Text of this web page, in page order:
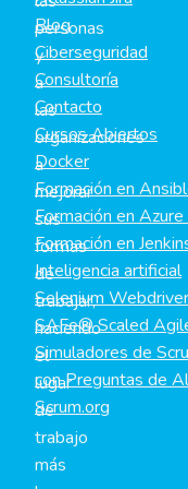
personas
y
a
las
organizaciones
a
mejorar
sus
formas
de
trabajar,
haciendo
el
lugar
de
trabajo
más
Blog
Ciberseguridad
Consultoría
Contacto
Cursos Abiertos
Docker
Formación en
Formación en
Formación en
Inteligencia artificial
Selenium Webdriver
SAFe® Scaled
Simuladores de
con Preguntas de
Scrum.org